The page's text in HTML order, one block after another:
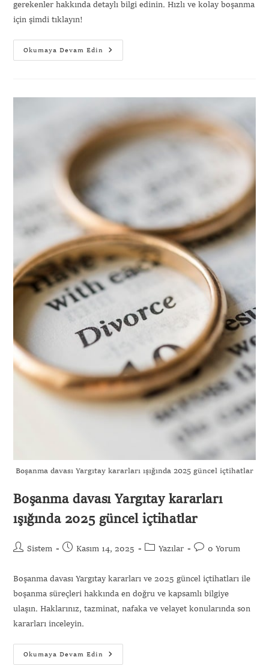
gerekenler hakkında detaylı bilgi edinin. Hızlı ve kolay boşanma
için şimdi tıklayın!
Okumaya Devam Edin
Boşanma davası Yargıtay kararları ışığında 2025 güncel içtihatlar
Boşanma davası Yargıtay kararları
ışığında 2025 güncel içtihatlar
Sistem Kasım 14, 2025 Yazılar 0 Yorum
Boşanma davası Yargıtay kararları ve 2025 güncel içtihatları ile
boşanma süreçleri hakkında en doğru ve kapsamlı bilgiye
ulaşın. Haklarınız, tazminat, nafaka ve velayet konularında son
kararları inceleyin.
Okumaya Devam Edin